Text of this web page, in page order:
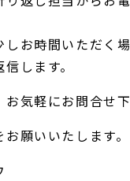
しお時間いただく
します。
気軽にお問合せ下
願いいたします。